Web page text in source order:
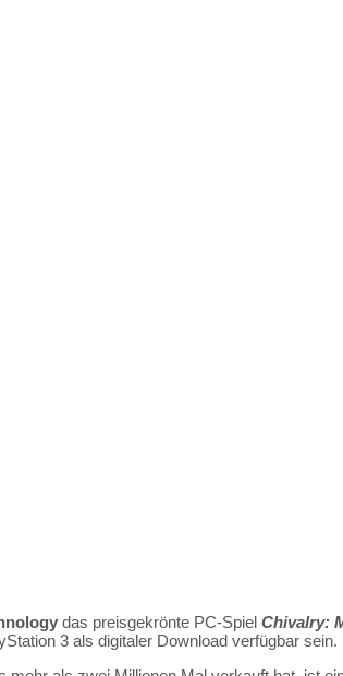
das preisgekrönte PC-Spiel Chivalry:
3 als digitaler Download verfügbar sein.